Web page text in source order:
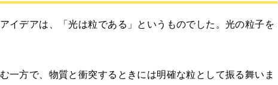
イデアは、「光は粒である」というものでした。光の粒子を
一方で、物質と衝突するときには明確な粒として振る舞いま